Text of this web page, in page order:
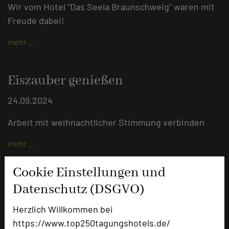
Cookie Einstellungen und
Datenschutz (DSGVO)
Herzlich Willkommen bei
https://www.top250tagungshotels.de/
Wir vom Hotel "Das Seela Braunschweig" waren mit
Freude dabei!
mehr …
Eiszauber genießen
24.09.2024
Arbeit mit weihnachtlicher Stimmung verbinden
mehr …
Tagungshotline – zuverlässig und
schnell
23.08.2024